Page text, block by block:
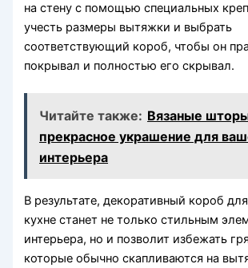
на стену с помощью специальных
учесть размеры вытяжки и выбрать
соответствующий короб, чтобы он
покрывал и полностью его скрывал.
Читайте также: Вязаные
прекрасное украшение для
интерьера
В результате, декоративный короб
кухне станет не только стильным
интерьера, но и позволит избежать
которые обычно скапливаются на